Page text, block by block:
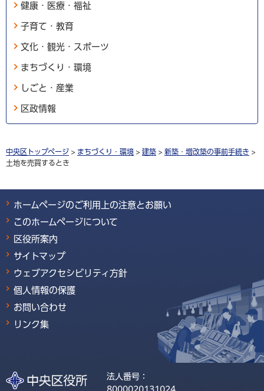
健康・医療・福祉
子育て・教育
文化・観光・スポーツ
まちづくり・環境
しごと・産業
区政情報
中央区トップページ > まちづくり・環境 > 建築 > 新築・増改築の事前手続き >
土地を売買するとき
ホームページのご利用上の注意とお願い
このホームページについて
区役所案内
サイトマップ
ウェブアクセシビリティ方針
個人情報の保護
お問い合わせ
リンク集
法人番号：
8000020131024